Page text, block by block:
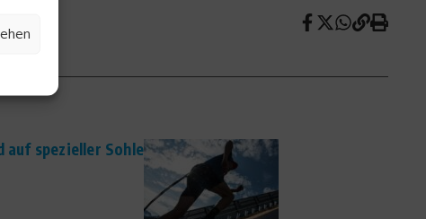
auf spezieller Sohle